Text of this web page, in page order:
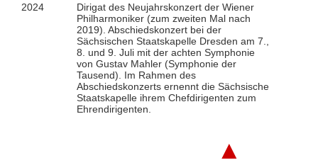
2024
Dirigat des Neujahrskonzert der Wiener
Philharmoniker (zum zweiten Mal nach
2019). Abschiedskonzert bei der
Sächsischen Staatskapelle Dresden am 7.,
8. und 9. Juli mit der achten Symphonie
von Gustav Mahler (Symphonie der
Tausend). Im Rahmen des
Abschiedskonzerts ernennt die Sächsische
Staatskapelle ihrem Chefdirigenten zum
Ehrendirigenten.
▲